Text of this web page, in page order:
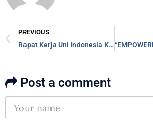
PREVIOUS
Rapat Kerja Uni Indonesia Kawasan Barat Memotivasi Semua Pekerja Untuk Mensukseskan HARVEST 2025
Post a comment